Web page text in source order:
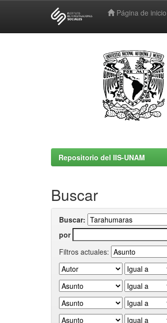
Página de inicio
Repositorio del IIS-UNAM
Buscar
Buscar:
por
Filtros actuales: